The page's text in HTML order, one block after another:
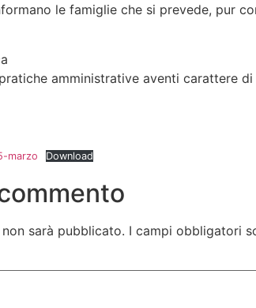
le famiglie che si prevede, pur
amministrative aventi carattere di
marzo Download
sarà pubblicato. I campi obbligatori